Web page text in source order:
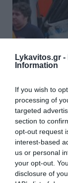
Lykavitos.gr -
Information
If you wish to
processing of
targeted
section to
opt-out request
interest-based
us or personal
your opt-out.
disclosure of
στο
25
Συναγερμός
στη